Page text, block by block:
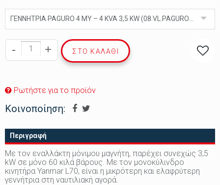
- + ΣΤΟ ΚΑΛΆΘΙ
Ρωτήστε για το προϊόν
Κοινοποίηση:
Περιγραφή
Με τον εναλλάκτη μόνιμου μαγνήτη, παρέχει συνεχώς 3,5
kW σε μόνο 60 κιλά βάρους. Με τον μονοκύλινδρο
κινητήρα Yanmar L70, είναι η μικρότερη και ελαφρύτερη
γεννήτρια στη ναυτιλιακή αγορά.